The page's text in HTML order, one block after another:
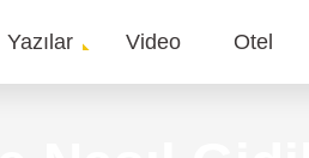
Yazılar Video Otel